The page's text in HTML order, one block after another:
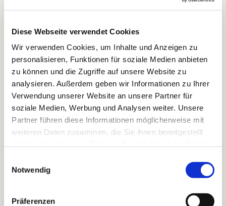
Diese Webseite verwendet Cookies
Wir verwenden Cookies, um Inhalte und Anzeigen zu
personalisieren, Funktionen für soziale Medien anbieten
zu können und die Zugriffe auf unsere Website zu
analysieren. Außerdem geben wir Informationen zu Ihrer
Verwendung unserer Website an unsere Partner für
soziale Medien, Werbung und Analysen weiter. Unsere
Partner führen diese Informationen möglicherweise mit
weiteren Daten zusammen, die Sie ihnen bereitgestellt
Notwendig
Präferenzen